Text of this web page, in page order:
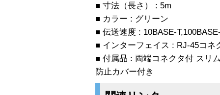
■ 寸法（長さ） : 5m
■ カラー : グリーン
■ 伝送速度 : 10BASE-
■ インターフェイス : RJ-45コネ
■ 付属品 : 両端コネクタ付 スリ
防止カバー付き